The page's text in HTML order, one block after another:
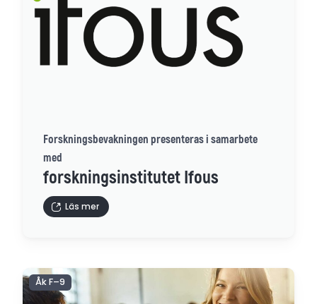
Forskningsbevakningen presenteras i samarbete
med
forskningsinstitutet Ifous
Läs mer
Åk F–9